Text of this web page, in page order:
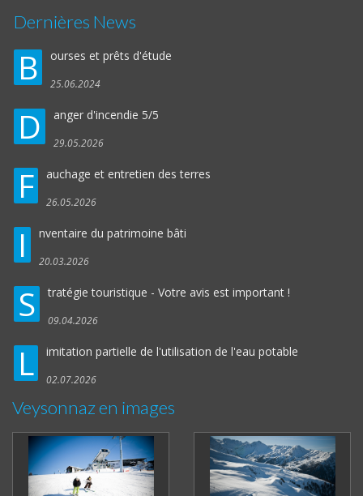
Dernières News
B ourses et prêts d'étude
25.06.2024
D anger d'incendie 5/5
29.05.2026
F auchage et entretien des terres
26.05.2026
I nventaire du patrimoine bâti
20.03.2026
S tratégie touristique - Votre avis est important !
09.04.2026
L imitation partielle de l'utilisation de l'eau potable
02.07.2026
Veysonnaz en images